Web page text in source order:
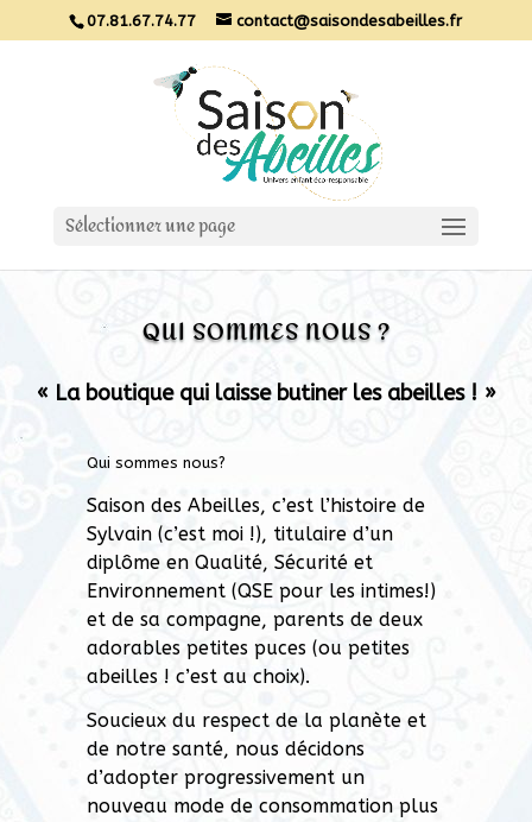
07.81.67.74.77 contact@saisondesabeilles.fr
Sélectionner une page
QUI SOMMES NOUS ?
« La boutique qui laisse butiner les abeilles ! »
Qui sommes nous?
Saison des Abeilles, c’est l’histoire de
Sylvain (c’est moi !), titulaire d’un
diplôme en Qualité, Sécurité et
Environnement (QSE pour les intimes!)
et de sa compagne, parents de deux
adorables petites puces (ou petites
abeilles ! c’est au choix).
Soucieux du respect de la planète et
de notre santé, nous décidons
d’adopter progressivement un
nouveau mode de consommation plus